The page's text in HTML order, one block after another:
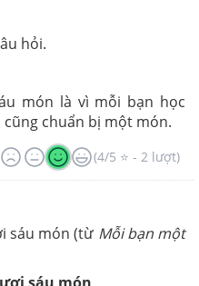
hỏi.
món là vì mỗi bạn học
chuẩn bị một món.
(4/5 ⭐ - 2 lượt)
sáu món (từ Mỗi bạn một